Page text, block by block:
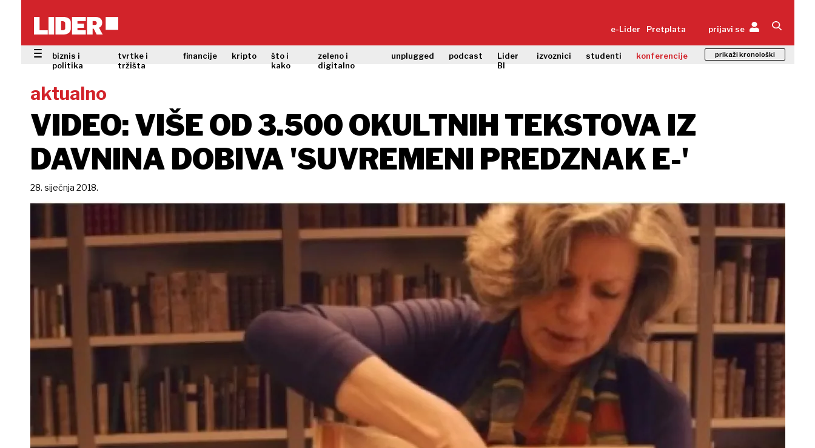
e-Lider Pretplata prijavi se
biznis i
politika
tvrtke i
tržišta
financije kripto
što i
kako
zeleno i
digitalno
unplugged podcast
Lider
BI
izvoznici studenti konferencije prikaži kronološki
aktualno
VIDEO: VIŠE OD 3.500 OKULTNIH TEKSTOVA IZ
DAVNINA DOBIVA 'SUVREMENI PREDZNAK E-'
28. siječnja 2018.